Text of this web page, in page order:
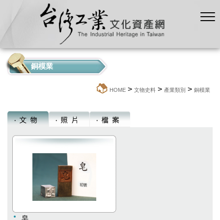
銅模業
HOME > 文物史料 > 產業類別 > 銅模業
皂